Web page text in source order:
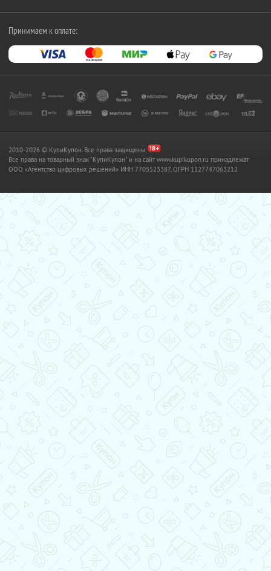
Принимаем к оплате:
2010-2026 © КупиКупон. Все права защищены.
Все права на товарный знак "КупиКупон" и на сайт www.kupikupon.ru принадлежат
OOO «Агентство цифровых решений» ИНН 7705523387, ОГРН 1127747063212